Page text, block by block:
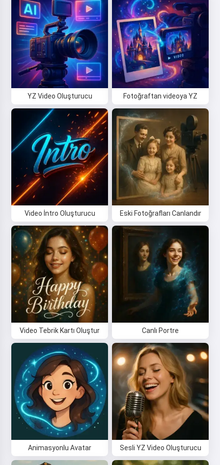
YZ Video Oluşturucu Fotoğraftan videoya YZ
Video İntro Oluşturucu Eski Fotoğrafları Canlandır
Video Tebrik Kartı Oluştur Canlı Portre
Animasyonlu Avatar Sesli YZ Video Oluşturucu